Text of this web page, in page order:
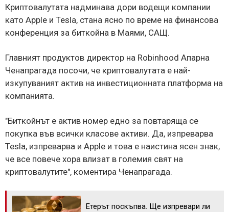
Криптовалутата надминава дори водещи компании
като Apple и Tesla, стана ясно по време на финансова
конференция за биткойна в Маями, САЩ.
Главният продуктов директор на Robinhood Апарна
Ченапрагада посочи, че криптовалутата е най-
изкупуваният актив на инвестиционната платформа на
компанията.
"Биткойнът е актив номер едно за повтаряща се
покупка във всички класове активи. Да, изпреварва
Tesla, изпреварва и Apple и това е наистина ясен знак,
че все повече хора влизат в големия свят на
криптовалутите", коментира Ченапрагада.
Етерът поскъпва. Ще изпревари ли